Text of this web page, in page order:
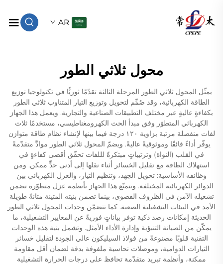
AR
محول ثلاثي الطور
يمثّل المحول ثلاثي الطور المرحلة الثالثة تقدّمًا ثوريًّا في تكنولوجيا توزيع
الطاقة الكهربائية، وقد صُمِّم لتحويل وتوزيع التيار المتناوب ثلاثي الطور
بكفاءةٍ عاليةٍ عبر مختلف التطبيقات الصناعية والتجارية. ويعمل هذا الجهاز
الكهربائي المتطوّر وفق مبدأ الحث الكهرومغناطيسي، مستخدمًا ثلاث
لفات منفصلة مرتبة بزاوية ١٢٠ درجة فيما بينها لإنشاء نظام طاقة متوازن
يوفّر أداءً فائقًا وموثوقيةً عاليةً. ويضمّ المحول ثلاثي الطور موادَّ متقدّمةً
في القلب (النواة) وترتيباتٍ مبتكرةً لللفات تحقّق أقصى كفاءةٍ في
استهلاك الطاقة مع تقليل الخسائر أثناء نقلها إلى أدنى حدٍّ ممكن. ومن
وظائفه الأساسية: تحويل الجهد، وتنظيم التيار، والعزل الكهربائي بين
الدوائر الكهربائية المختلفة. ويتمتّع هذا الجهاز بأنظمة عزل متطوّرة تضمن
تشغيله الآمن في الظروف القصوى، بينما تضمن بنيته المتينة متانةً طويلة
الأمد في البيئات التشغيلية الصعبة. كما تتضمّن وحدات المحول ثلاثي الطور
الحديثة إمكانات رصد ذكية توفر بياناتٍ فوريةً عن المعايير التشغيلية، ما
يمكّن من الصيانة التنبؤية وإدارة الأداء الأمثل. وتشمل بنية هذه الوحدات
التقنية قلوبًا مصنوعةً من فولاذ السيليكون عالي الجودة لتقليل خسائر
التيارات الدوامية، وموصلات نحاسية ملفوفة بدقة لضمان أقل مقاومة
ممكنة، وأنظمة تبريد متقدّمة تحافظ على درجات الحرارة التشغيلية